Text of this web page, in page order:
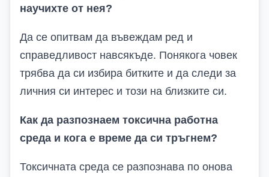
научихте от нея?
Да се опитвам да въвеждам ред и
справедливост навсякъде. Понякога човек
трябва да си избира битките и да следи за
личния си интерес и този на близките си.
Как да разпознаем токсична работна
среда и кога е време да си тръгнем?
Токсичната среда се разпознава по онова